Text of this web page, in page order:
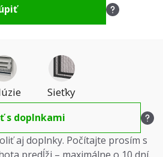
Sieťky
s doplnkami
aj doplnky. Počítajte prosím s